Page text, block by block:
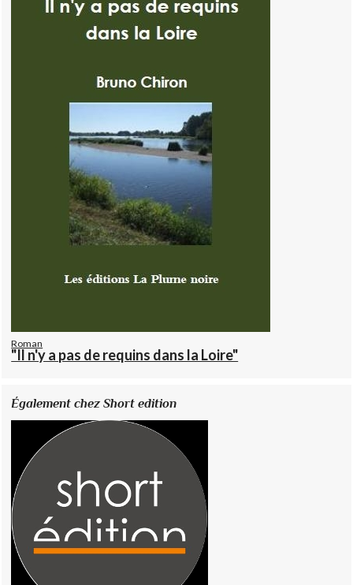
Roman
"Il n'y a pas de requins dans la Loire"
Également chez Short edition